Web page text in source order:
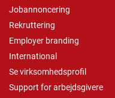
Jobannoncering
Rekruttering
Employer branding
International
Se virksomhedsprofil
Support for arbejdsgivere